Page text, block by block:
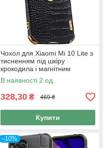
Чохол для Xiaomi Mi 10 Lite з
тисненням під шкіру
крокодила і магнітним
утримувачем
В наявності 2 од.
328,30 ₴ 469 ₴
Купити
–10%